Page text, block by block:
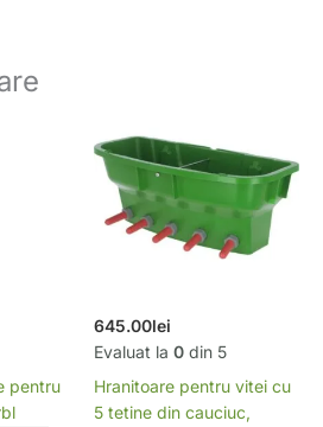
pentru
645.00lei
Evaluat la 0 din 5
Hranitoare pentru vitei cu
5 tetine din cauciuc,